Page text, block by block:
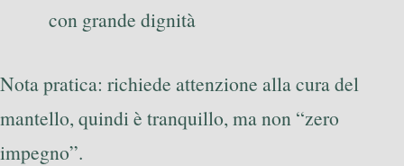
con grande dignità
Nota pratica: richiede attenzione alla cura del
mantello, quindi è tranquillo, ma non “zero
impegno”.